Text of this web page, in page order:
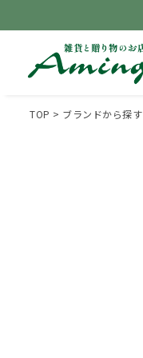
TOP ブランドから探す